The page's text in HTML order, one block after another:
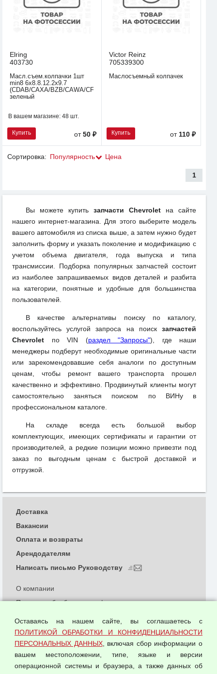
Elring
403730
Масл.съем.колпачки 1шт
min8 6x8.8.12.2x9.7
(CDAB/CAXA/BZB/CAWA/CFNA)
зеленый
В вашем магазине: 48 шт.
Купить от50 ₽
Victor Reinz
705339300
Маслосъемный колпачек
Купить от 110 ₽
Сортировка: Популярность Цена
1
Вы можете купить запчасти Chevrolet на сайте
нашего интернет-магазина. Для этого выберите модель
вашего автомобиля из списка выше, а затем нужно будет
заполнить форму и указать поколение и модификацию с
учетом объема двигателя, года выпуска и типа
трансмиссии. Подборка популярных запчастей состоит
из наиболее запрашиваемых видов деталей и разбита
на категории, понятные и удобные для большинства
пользователей.
В качестве альтернативы поиску по каталогу,
воспользуйтесь услугой запроса на поиск запчастей
Chevrolet по VIN (раздел "Запросы"), где наши
менеджеры подберут необходимые оригинальные части
или зарекомендовавшие себя аналоги по доступным
ценам, чтобы ремонт вашего транспорта прошел
качественно и эффективно. Продвинутый клиенты могут
самостоятельно заняться поиском по ВИНу в
профессиональном каталоге.
На складе всегда есть большой выбор
комплектующих, имеющих сертификаты и гарантии от
производителей, а редкие позиции можно привезти под
заказ по выгодным ценам с быстрой доставкой и
отгрузкой.
О компании
Политика обработки и конфиденциальности
Согласием на обработку персональных данных
Оферта оптовой купли-продажи
Публичная оферта
Доставка
Вакансии
Оплата и возвраты
Арендодателям
Написать письмо Руководству
Оставаясь на нашем сайте, вы соглашаетесь с
ПОЛИТИКОЙ ОБРАБОТКИ И КОНФИДЕНЦИАЛЬНОСТИ
ПЕРСОНАЛЬНЫХ ДАННЫХ, включая сбор информации о
вашем местоположении, типе, языке и версии
операционной системы и браузера, а также данных об